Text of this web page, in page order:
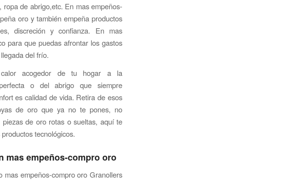
de abrigo,etc. En mas empeños-
oro y también empeña productos
discreción y confianza. En mas
para que puedas afrontar los gastos
del frío.
acogedor de tu hogar a la
o del abrigo que siempre
es calidad de vida. Retira de esos
de oro que ya no te pones, no
piezas de oro rotas o sueltas, aquí te
tecnológicos.
mas empeños-compro oro
empeños-compro oro Granollers